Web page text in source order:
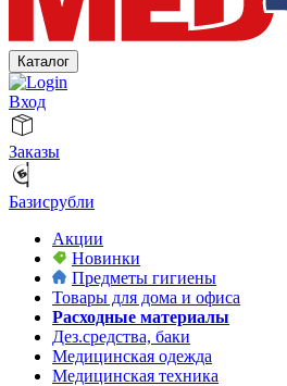
Каталог
Вход
Заказы
Базисрубли
Акции
Новинки
Предметы гигиены
Товары для дома и офиса
Расходные материалы
Дез.средства, баки
Медицинская одежда
Медицинская техника